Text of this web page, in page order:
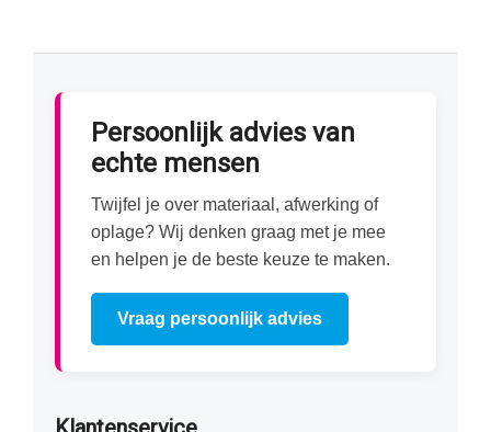
Persoonlijk advies van
echte mensen
Twijfel je over materiaal, afwerking of
oplage? Wij denken graag met je mee
en helpen je de beste keuze te maken.
Vraag persoonlijk advies